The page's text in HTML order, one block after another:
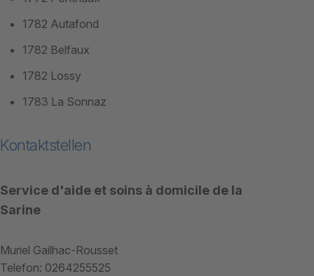
1782 Autafond
1782 Belfaux
1782 Lossy
1783 La Sonnaz
Kontaktstellen
Service d'aide et soins à domicile de la
Sarine
Muriel Gailhac-Rousset
Telefon: 0264255525